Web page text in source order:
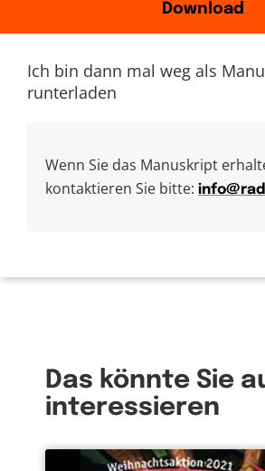
Download
Ich bin dann mal weg als
runterladen
Wenn Sie das Manuskript
kontaktieren Sie bitte:
Das könnte Sie
interessieren